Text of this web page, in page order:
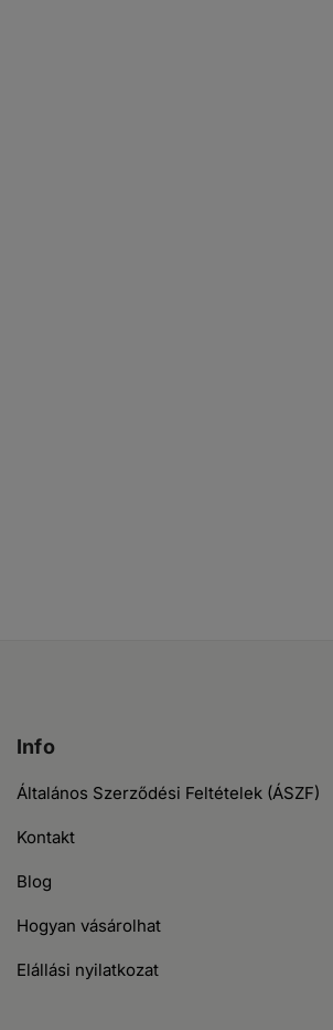
Info
Általános Szerződési Feltételek (ÁSZF)
Kontakt
Blog
Hogyan vásárolhat
Elállási nyilatkozat